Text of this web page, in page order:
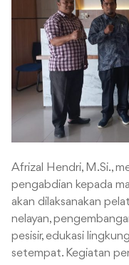
Afrizal Hendri, M.Si.,
pengabdian kepada
akan dilaksanakan
nelayan,
pesisir, edukasi
setempat. Kegiatan